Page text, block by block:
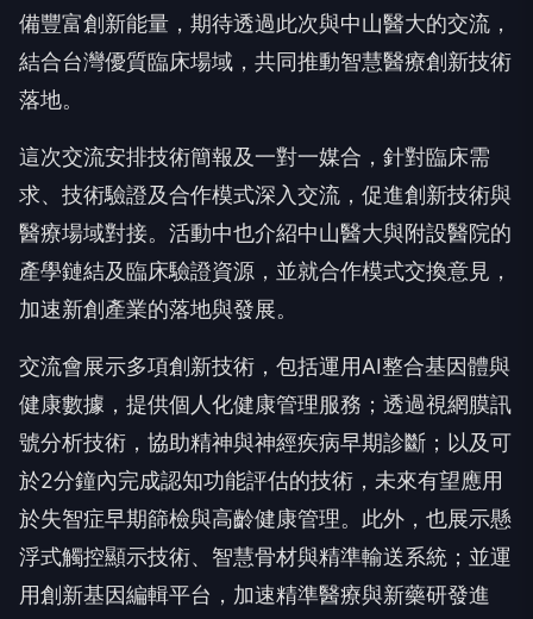
備豐富創新能量，期待透過此次與中山醫大的交流，
結合台灣優質臨床場域，共同推動智慧醫療創新技術
落地。
這次交流安排技術簡報及一對一媒合，針對臨床需
求、技術驗證及合作模式深入交流，促進創新技術與
醫療場域對接。活動中也介紹中山醫大與附設醫院的
產學鏈結及臨床驗證資源，並就合作模式交換意見，
加速新創產業的落地與發展。
交流會展示多項創新技術，包括運用AI整合基因體與
健康數據，提供個人化健康管理服務；透過視網膜訊
號分析技術，協助精神與神經疾病早期診斷；以及可
於2分鐘內完成認知功能評估的技術，未來有望應用
於失智症早期篩檢與高齡健康管理。此外，也展示懸
浮式觸控顯示技術、智慧骨材與精準輸送系統；並運
用創新基因編輯平台，加速精準醫療與新藥研發進